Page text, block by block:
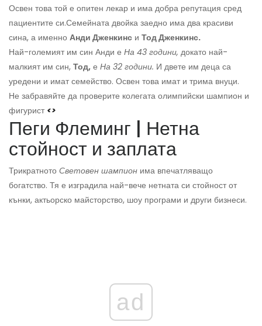
Освен това той е опитен лекар и има добра репутация сред
пациентите си.Семейната двойка заедно има два красиви
сина, а именно Анди Дженкинс и Тод Дженкинс.
Най-големият им син Анди е На 43 години, докато най-
малкият им син, Тод, е На 32 години. И двете им деца са
уредени и имат семейство. Освен това имат и трима внуци.
Не забравяйте да проверите колегата олимпийски шампион и
фигурист <>
Пеги Флеминг | Нетна
стойност и заплата
Трикратното Световен шампион има впечатляващо
богатство. Тя е изградила най-вече нетната си стойност от
кънки, актьорско майсторство, шоу програми и други бизнеси.
ad